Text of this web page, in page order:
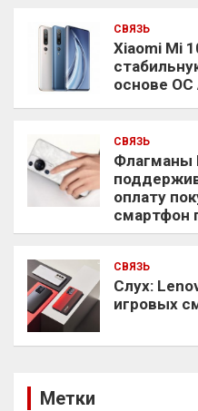
СВЯЗЬ
Xiaomi Mi
основе ОС
СВЯЗЬ
Флагманы
оплату
смартфон
СВЯЗЬ
Слух:
игровых
Метки